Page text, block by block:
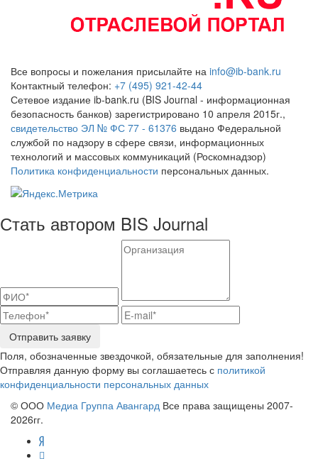
Все вопросы и пожелания присылайте на info@ib-bank.ru
Контактный телефон: +7 (495) 921-42-44
Сетевое издание ib-bank.ru (BIS Journal - информационная
безопасность банков) зарегистрировано 10 апреля 2015г.,
свидетельство ЭЛ № ФС 77 - 61376 выдано Федеральной
службой по надзору в сфере связи, информационных
технологий и массовых коммуникаций (Роскомнадзор)
Политика конфиденциальности персональных данных.
Стать автором BIS Journal
Отправить заявку
Поля, обозначенные звездочкой, обязательные для заполнения!
Отправляя данную форму вы соглашаетесь с политикой
конфиденциальности персональных данных
© ООО Медиа Группа Авангард Все права защищены 2007-
2026гг.